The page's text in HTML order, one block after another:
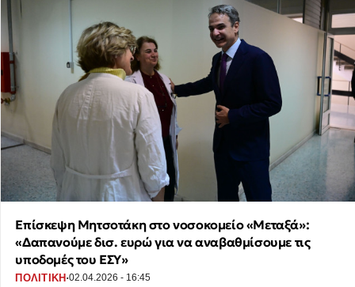
Επίσκεψη Μητσοτάκη στο νοσοκομείο «Μεταξά»:
«Δαπανούμε δισ. ευρώ για να αναβαθμίσουμε τις
υποδομές του ΕΣΥ»
ΠΟΛΙΤΙΚΗ ·02.04.2026 - 16:45